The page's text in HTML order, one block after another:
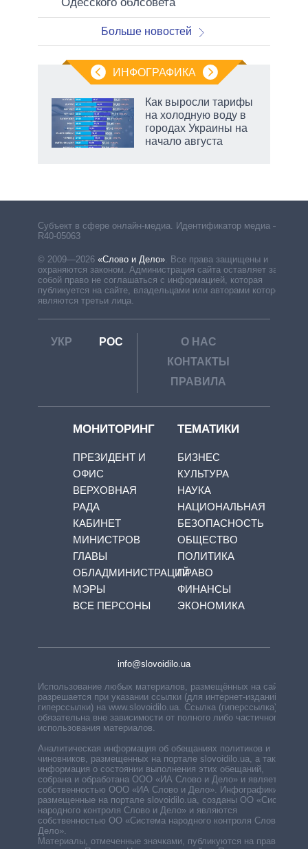
Больше новостей
ИНФОГРАФИКА
Как выросли тарифы
на холодную воду в
городах Украины на
начало августа
Субъект в сфере онлайн-медиа. Идентификатор медиа –
R40-05063
© 2009—2026 «Слово и Дело». Все права защищены и
охраняются законом. Администрация сайта оставляет за
собой право не соглашаться с информацией, которая
публикуется на сайте, владельцами или авторами которой
являются третьи лица.
УКР РОС
О НАС
КОНТАКТЫ
ПРАВИЛА
МОНИТОРИНГ
ПРЕЗИДЕНТ И
ОФИС
ВЕРХОВНАЯ
РАДА
КАБИНЕТ
МИНИСТРОВ
ГЛАВЫ
ОБЛАДМИНИСТРАЦИЙ
МЭРЫ
ВСЕ ПЕРСОНЫ
ТЕМАТИКИ
БИЗНЕС
КУЛЬТУРА
НАУКА
НАЦИОНАЛЬНАЯ
БЕЗОПАСНОСТЬ
ОБЩЕСТВО
ПОЛИТИКА
ПРАВО
ФИНАНСЫ
ЭКОНОМИКА
info@slovoidilo.ua
Использование любых материалов, размещённых на сайте,
разрешается при указании ссылки (для интернет-изданий —
гиперссылки) на www.slovoidilo.ua. Ссылка (гиперссылка)
обязательна вне зависимости от полного либо частичного
использования материалов.
Аналитическая информация об обещаниях политиков и
чиновников, размещенных на портале slovoidilo.ua, а также
информация о состоянии выполнения этих обещаний,
собрана и обработана ООО «ИА Слово и Дело» и является
собственностью ООО «ИА Слово и Дело». Инфографики,
размещенные на портале slovoidilo.ua, созданы ОО «Система
народного контроля Слово и Дело» и являются
собственностью ОО «Система народного контроля Слово и
Дело».
Материалы, отмеченные значками, публикуются на правах